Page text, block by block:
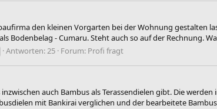
den kleinen Vorgarten bei der Wohnung gestalten
Bodenbelag - Cumaru. Steht auch so auf der Rechnung.
Antworten: 25 Forum: Profi fragt
auch Bambus als Terassendielen gibt. Die
mit Bankirai verglichen und der bearbeitete